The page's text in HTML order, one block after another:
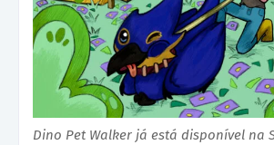
Dino Pet Walker já está disponível na